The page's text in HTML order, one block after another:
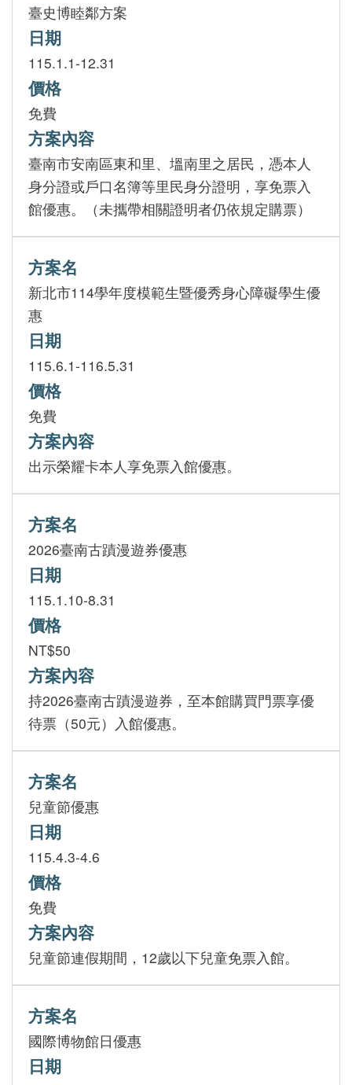
臺史博睦鄰方案
日期
115.1.1-12.31
價格
免費
方案內容
臺南市安南區東和里、塭南里之居民，憑本人
身分證或戶口名簿等里民身分證明，享免票入
館優惠。（未攜帶相關證明者仍依規定購票）
方案名
新北市114學年度模範生暨優秀身心障礙學生優
惠
日期
115.6.1-116.5.31
價格
免費
方案內容
出示榮耀卡本人享免票入館優惠。
方案名
2026臺南古蹟漫遊券優惠
日期
115.1.10-8.31
價格
NT$50
方案內容
持2026臺南古蹟漫遊券，至本館購買門票享優
待票（50元）入館優惠。
方案名
兒童節優惠
日期
115.4.3-4.6
價格
免費
方案內容
兒童節連假期間，12歲以下兒童免票入館。
方案名
國際博物館日優惠
日期